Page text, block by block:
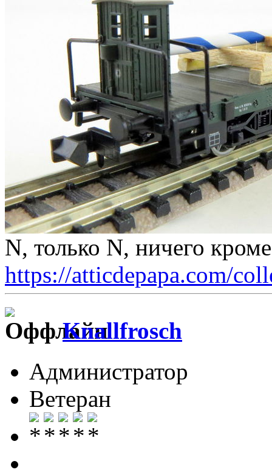
N, только N, ничего
https://atticdepapa.com/
Knallfrosch
Администратор
Ветеран